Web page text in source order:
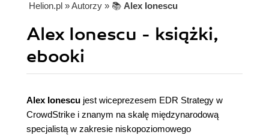
Helion.pl » Autorzy » 📚 Alex Ionescu
Alex Ionescu - książki,
ebooki
Alex Ionescu jest wiceprezesem EDR Strategy w
CrowdStrike i znanym na skalę międzynarodową
specjalistą w zakresie niskopoziomowego